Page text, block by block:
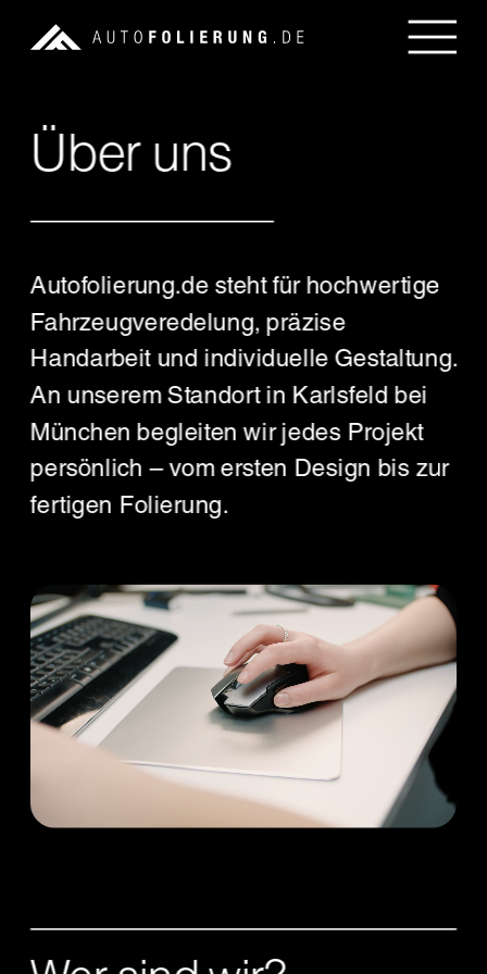
Über uns
Autofolierung.de steht für hochwertige
Fahrzeugveredelung, präzise
Handarbeit und individuelle Gestaltung.
An unserem Standort in Karlsfeld bei
München begleiten wir jedes Projekt
persönlich – vom ersten Design bis zur
fertigen Folierung.